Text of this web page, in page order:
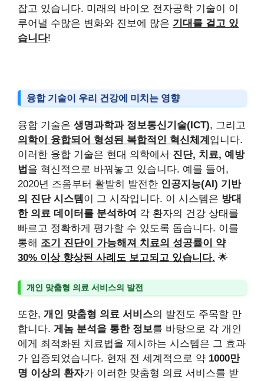
잡고 있습니다. 미래의 바이오 전자공학 기술이 이
루어낼 수많은 변화와 진보에 많은 기대를 걸고 있
습니다!
융합 기술이 우리 건강에 미치는 영향
융합 기술은 생명과학과 정보통신기술(ICT), 그리고
의학이 융합되어 형성된 복합적인 혁신체계 입니다.
이러한 융합 기술은 현대 의학에서 진단, 치료, 예방
법 을 혁신적으로 바꿔놓고 있습니다. 예를 들어,
2020년 즈음부터 활발히 발전한 인공지능(AI) 기반
의 진단 시스템 이 그 시작입니다. 이 시스템은 방대
한 의료 데이터를 분석하여 각 환자의 건강 상태를
빠르고 정확하게 평가할 수 있도록 돕습니다. 이를
통해 조기 진단이 가능해져 치료의 성공률이 약
30% 이상 향상된 사례도 보고되고 있습니다. 🌟
개인 맞춤형 의료 서비스의 발전
또한, 개인 맞춤형 의료 서비스의 발전도 주목할 만
합니다. 게놈 분석을 통한 정보를 바탕으로 각 개인
에게 최적화된 치료법을 제시하는 시스템은 그 효과
가 입증되었습니다. 현재 전 세계적으로 약 1000만
명 이상의 환자가 이러한 맞춤형 의료 서비스를 받